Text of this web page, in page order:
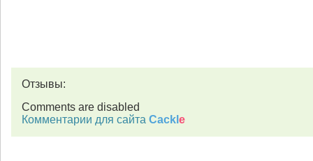
Отзывы:
Comments are disabled
Комментарии для сайта Cackl e